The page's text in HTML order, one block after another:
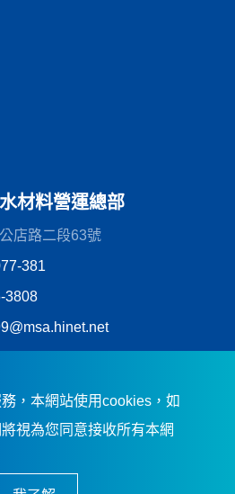
材料營運總部
店路二段63號
381
3808
，本網站使用cookies，如
視為您同意接收所有本網